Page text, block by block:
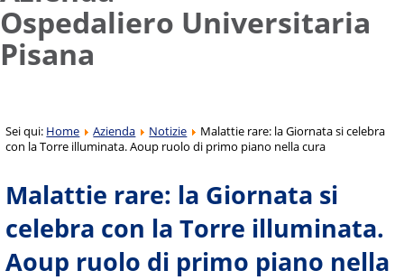
Ospedaliero Universitaria
Pisana
Sei qui: Home Azienda Notizie
Malattie rare: la Giornata si celebra
con la Torre illuminata. Aoup ruolo di primo piano nella cura
Malattie rare: la Giornata si
celebra con la Torre illuminata.
Aoup ruolo di primo piano nella